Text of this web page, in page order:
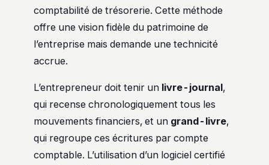
comptabilité de trésorerie. Cette méthode
offre une vision fidèle du patrimoine de
l’entreprise mais demande une technicité
accrue.
L’entrepreneur doit tenir un livre-journal,
qui recense chronologiquement tous les
mouvements financiers, et un grand-livre,
qui regroupe ces écritures par compte
comptable. L’utilisation d’un logiciel certifié